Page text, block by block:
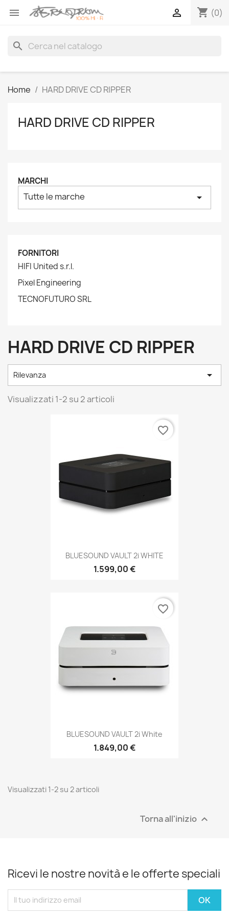
 shopping_cart (0)

search
Home HARD DRIVE CD RIPPER
HARD DRIVE CD RIPPER
MARCHI
Tutte le marche arrow_drop_down
FORNITORI
HIFI United s.r.l.
Pixel Engineering
TECNOFUTURO SRL
HARD DRIVE CD RIPPER
Rilevanza 
Visualizzati 1-2 su 2 articoli
BLUESOUND VAULT 2i WHITE
1.599,00 €
favorite_border
BLUESOUND VAULT 2i White
1.849,00 €
favorite_border
Visualizzati 1-2 su 2 articoli
Torna all'inizio 
Ricevi le nostre novità e le offerte speciali